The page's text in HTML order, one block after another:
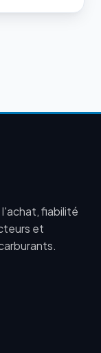
fiabilité
et